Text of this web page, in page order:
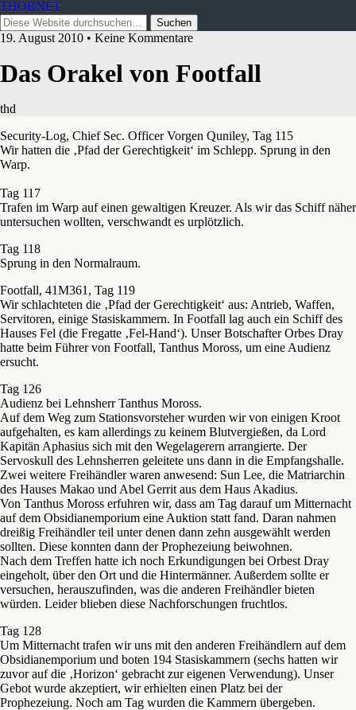
THORNET
19. August 2010 • Keine Kommentare
Das Orakel von Footfall
thd
Security-Log, Chief Sec. Officer Vorgen Quniley, Tag 115
Wir hatten die ‚Pfad der Gerechtigkeit‘ im Schlepp. Sprung in den
Warp.
Tag 117
Trafen im Warp auf einen gewaltigen Kreuzer. Als wir das Schiff näher
untersuchen wollten, verschwandt es urplötzlich.
Tag 118
Sprung in den Normalraum.
Footfall, 41M361, Tag 119
Wir schlachteten die ‚Pfad der Gerechtigkeit‘ aus: Antrieb, Waffen,
Servitoren, einige Stasiskammern. In Footfall lag auch ein Schiff des
Hauses Fel (die Fregatte ‚Fel-Hand‘). Unser Botschafter Orbes Dray
hatte beim Führer von Footfall, Tanthus Moross, um eine Audienz
ersucht.
Tag 126
Audienz bei Lehnsherr Tanthus Moross.
Auf dem Weg zum Stationsvorsteher wurden wir von einigen Kroot
aufgehalten, es kam allerdings zu keinem Blutvergießen, da Lord
Kapitän Aphasius sich mit den Wegelagerern arrangierte. Der
Servoskull des Lehnsherren geleitete uns dann in die Empfangshalle.
Zwei weitere Freihändler waren anwesend: Sun Lee, die Matriarchin
des Hauses Makao und Abel Gerrit aus dem Haus Akadius.
Von Tanthus Moross erfuhren wir, dass am Tag darauf um Mitternacht
auf dem Obsidianemporium eine Auktion statt fand. Daran nahmen
dreißig Freihändler teil unter denen dann zehn ausgewählt werden
sollten. Diese konnten dann der Prophezeiung beiwohnen.
Nach dem Treffen hatte ich noch Erkundigungen bei Orbest Dray
eingeholt, über den Ort und die Hintermänner. Außerdem sollte er
versuchen, herauszufinden, was die anderen Freihändler bieten
würden. Leider blieben diese Nachforschungen fruchtlos.
Tag 128
Um Mitternacht trafen wir uns mit den anderen Freihändlern auf dem
Obsidianemporium und boten 194 Stasiskammern (sechs hatten wir
zuvor auf die ‚Horizon‘ gebracht zur eigenen Verwendung). Unser
Gebot wurde akzeptiert, wir erhielten einen Platz bei der
Prophezeiung. Noch am Tag wurden die Kammern übergeben.